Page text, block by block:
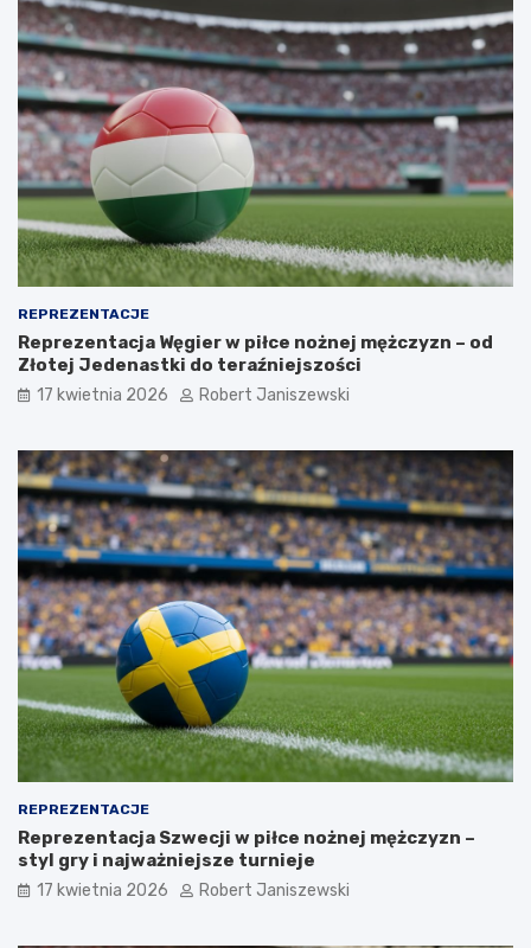
REPREZENTACJE
Reprezentacja Węgier w piłce nożnej mężczyzn – od
Złotej Jedenastki do teraźniejszości
17 kwietnia 2026 Robert Janiszewski
REPREZENTACJE
Reprezentacja Szwecji w piłce nożnej mężczyzn –
styl gry i najważniejsze turnieje
17 kwietnia 2026 Robert Janiszewski